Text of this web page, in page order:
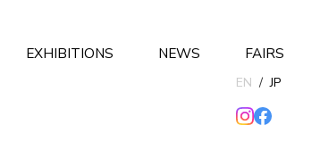
EXHIBITIONS NEWS FAIRS
EN / JP